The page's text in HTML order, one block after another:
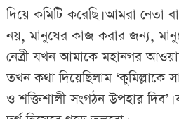
দিয়ে কমিটি করেছি। আমরা নেতা
নয়, মানুষের কাজ করার জন্য,
নেত্রী যখন আমাকে মহানগর
তখন কথা দিয়েছিলাম ‘কুমিল্লাকে
ও শক্তিশালী সংগঠন উপহার দিব’।